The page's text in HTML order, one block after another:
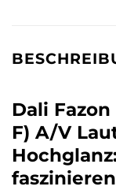
Dali Fazon
F) A/V